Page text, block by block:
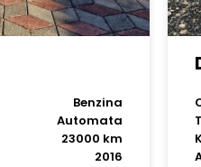
Benzina
Automata
23000 km
2016